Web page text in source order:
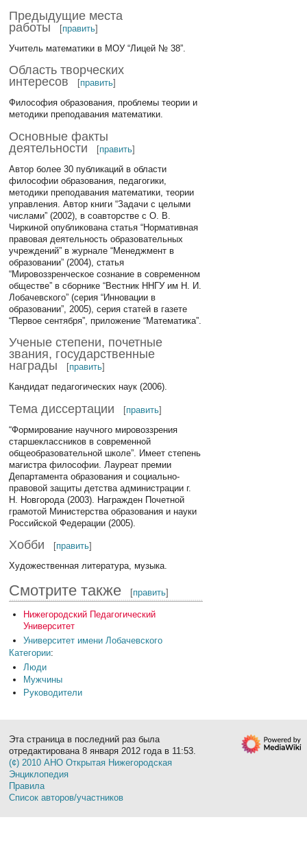
Предыдущие места
работы
[править]
Учитель математики в МОУ “Лицей № 38”.
Область творческих
интересов
[править]
Философия образования, проблемы теории и
методики преподавания математики.
Основные факты
деятельности
[править]
Автор более 30 публикаций в области
философии образования, педагогики,
методики преподавания математики, теории
управления. Автор книги “Задачи с целыми
числами” (2002), в соавторстве с О. В.
Чиркиной опубликована статья “Нормативная
правовая деятельность образовательных
учреждений” в журнале “Менеджмент в
образовании” (2004), статья
“Мировоззренческое сознание в современном
обществе” в сборнике “Вестник ННГУ им Н. И.
Лобачевского” (серия “Инновации в
образовании”, 2005), серия статей в газете
“Первое сентября”, приложение “Математика”.
Ученые степени, почетные
звания, государственные
награды
[править]
Кандидат педагогических наук (2006).
Тема диссертации [править]
“Формирование научного мировоззрения
старшеклассников в современной
общеобразовательной школе”. Имеет степень
магистра философии. Лауреат премии
Департамента образования и социально-
правовой защиты детства администрации г.
Н. Новгорода (2003). Награжден Почетной
грамотой Министерства образования и науки
Российской Федерации (2005).
Хобби [править]
Художественная литература, музыка.
Смотрите также [править]
Нижегородский Педагогический
Университет
Университет имени Лобачевского
Категории:
Люди
Мужчины
Руководители
Эта страница в последний раз была
отредактирована 8 января 2012 года в 11:53.
(¢) 2010 АНО Открытая Нижегородская
Энциклопедия
Правила
Список авторов/участников